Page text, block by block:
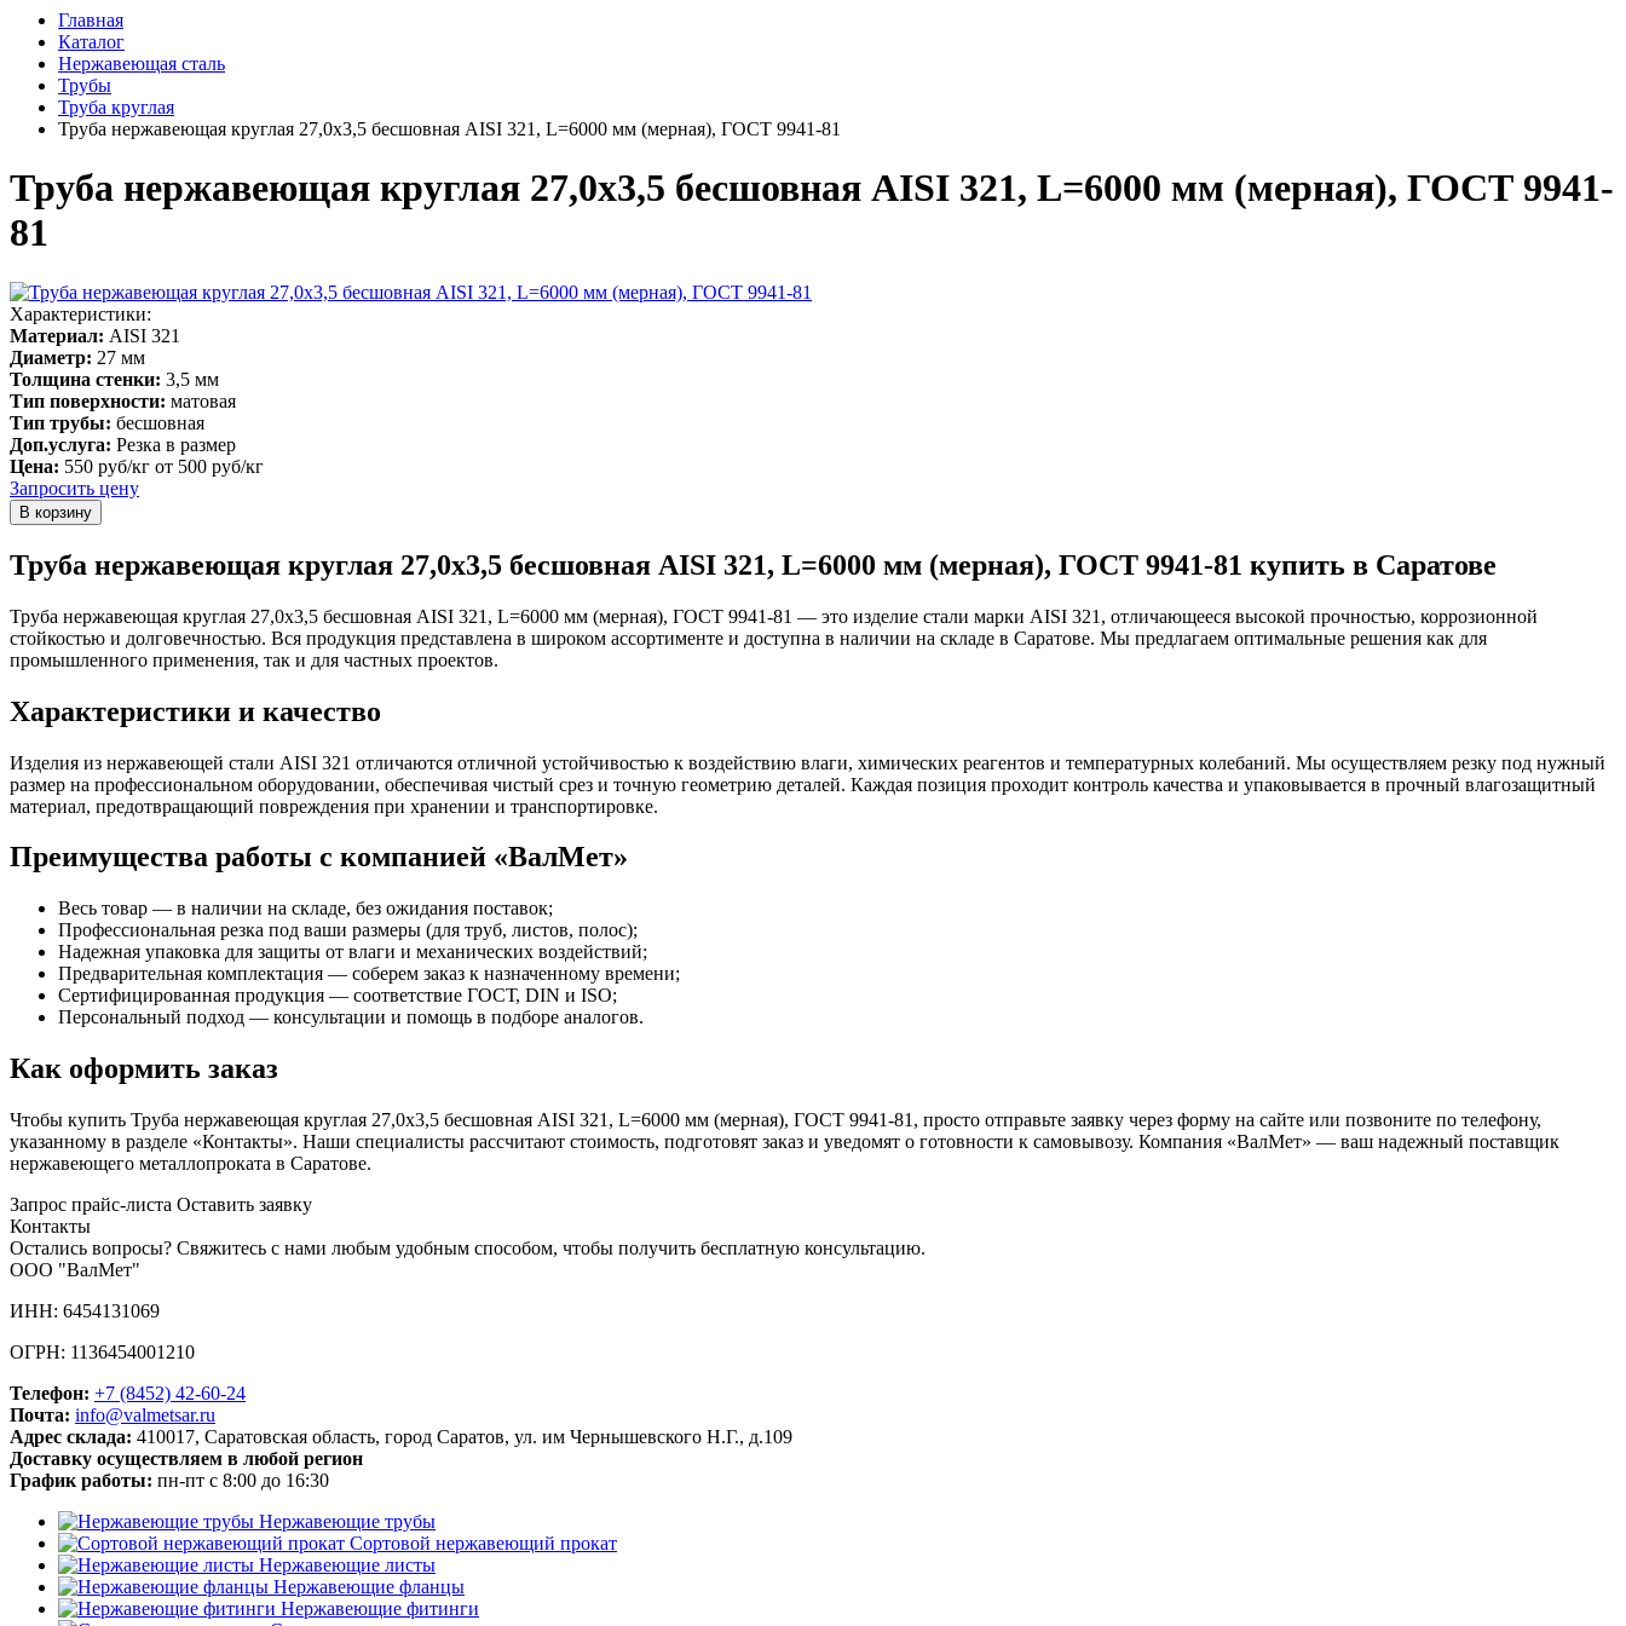
Главная
Каталог
Нержавеющая сталь
Трубы
Труба круглая
Труба нержавеющая круглая 27,0х3,5 бесшовная AISI 321, L=6000 мм (мерная), ГОСТ 9941-81
Труба нержавеющая круглая 27,0х3,5 бесшовная AISI 321, L=6000 мм (мерная), ГОСТ 9941-
81
Характеристики:
Материал: AISI 321
Диаметр: 27 мм
Толщина стенки: 3,5 мм
Тип поверхности: матовая
Тип трубы: бесшовная
Доп.услуга: Резка в размер
Цена: 550 руб/кг от 500 руб/кг
Запросить цену
Труба нержавеющая круглая 27,0х3,5 бесшовная AISI 321, L=6000 мм (мерная), ГОСТ 9941-81 купить в Саратове
Труба нержавеющая круглая 27,0х3,5 бесшовная AISI 321, L=6000 мм (мерная), ГОСТ 9941-81 — это изделие стали марки AISI 321, отличающееся высокой прочностью, коррозионной
стойкостью и долговечностью. Вся продукция представлена в широком ассортименте и доступна в наличии на складе в Саратове. Мы предлагаем оптимальные решения как для
промышленного применения, так и для частных проектов.
Характеристики и качество
Изделия из нержавеющей стали AISI 321 отличаются отличной устойчивостью к воздействию влаги, химических реагентов и температурных колебаний. Мы осуществляем резку под нужный
размер на профессиональном оборудовании, обеспечивая чистый срез и точную геометрию деталей. Каждая позиция проходит контроль качества и упаковывается в прочный влагозащитный
материал, предотвращающий повреждения при хранении и транспортировке.
Преимущества работы с компанией «ВалМет»
Весь товар — в наличии на складе, без ожидания поставок;
Профессиональная резка под ваши размеры (для труб, листов, полос);
Надежная упаковка для защиты от влаги и механических воздействий;
Предварительная комплектация — соберем заказ к назначенному времени;
Сертифицированная продукция — соответствие ГОСТ, DIN и ISO;
Персональный подход — консультации и помощь в подборе аналогов.
Как оформить заказ
Чтобы купить Труба нержавеющая круглая 27,0х3,5 бесшовная AISI 321, L=6000 мм (мерная), ГОСТ 9941-81, просто отправьте заявку через форму на сайте или позвоните по телефону,
указанному в разделе «Контакты». Наши специалисты рассчитают стоимость, подготовят заказ и уведомят о готовности к самовывозу. Компания «ВалМет» — ваш надежный поставщик
нержавеющего металлопроката в Саратове.
Запрос прайс-листа Оставить заявку
Контакты
Остались вопросы? Свяжитесь с нами любым удобным способом, чтобы получить бесплатную консультацию.
ООО "ВалМет"
ИНН: 6454131069
ОГРН: 1136454001210
Телефон: +7 (8452) 42-60-24
Почта: info@valmetsar.ru
Адрес склада: 410017, Саратовская область, город Саратов, ул. им Чернышевского Н.Г., д.109
Доставку осуществляем в любой регион
График работы: пн-пт с 8:00 до 16:30
Нержавеющие трубы
Сортовой нержавеющий прокат
Нержавеющие листы
Нержавеющие фланцы
Нержавеющие фитинги